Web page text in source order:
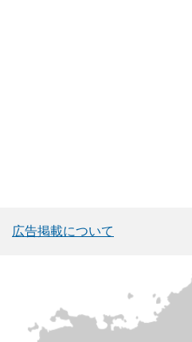
広告掲載について